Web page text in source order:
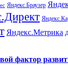
Яндекс.Браузер
Яндекс.Метрика
фактор